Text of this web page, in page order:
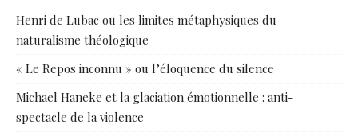
Henri de Lubac ou les limites métaphysiques du
naturalisme théologique
« Le Repos inconnu » ou l’éloquence du silence
Michael Haneke et la glaciation émotionnelle : anti-
spectacle de la violence